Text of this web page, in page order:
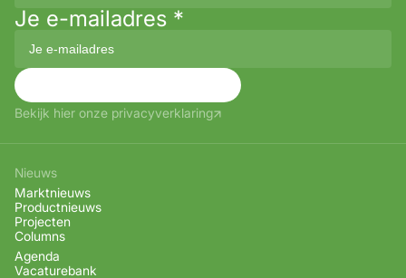
Je e-mailadres *
Bekijk hier onze privacyverklaring
Nieuws
Marktnieuws
Productnieuws
Projecten
Columns
Agenda
Vacaturebank